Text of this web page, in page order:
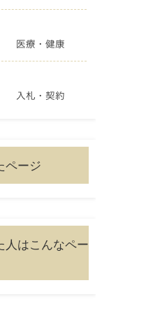
医療・健康
入札・契約
ページ
人はこんなペー